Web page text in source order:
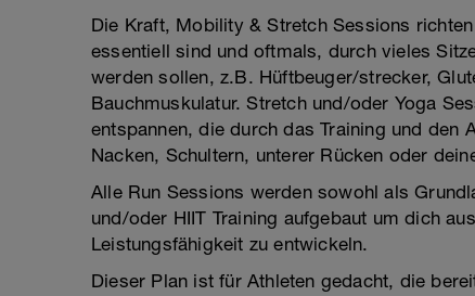
Die Kraft, Mobility & Stretch Sessions
essentiell sind und oftmals, durch vieles
werden sollen, z.B. Hüftbeuger/strecker,
Bauchmuskulatur. Stretch und/oder Yoga
entspannen, die durch das Training und
Nacken, Schultern, unterer Rücken oder
Alle Run Sessions werden sowohl als
und/oder HIIT Training aufgebaut um dich
Leistungsfähigkeit zu entwickeln.
Dieser Plan ist für Athleten gedacht, die